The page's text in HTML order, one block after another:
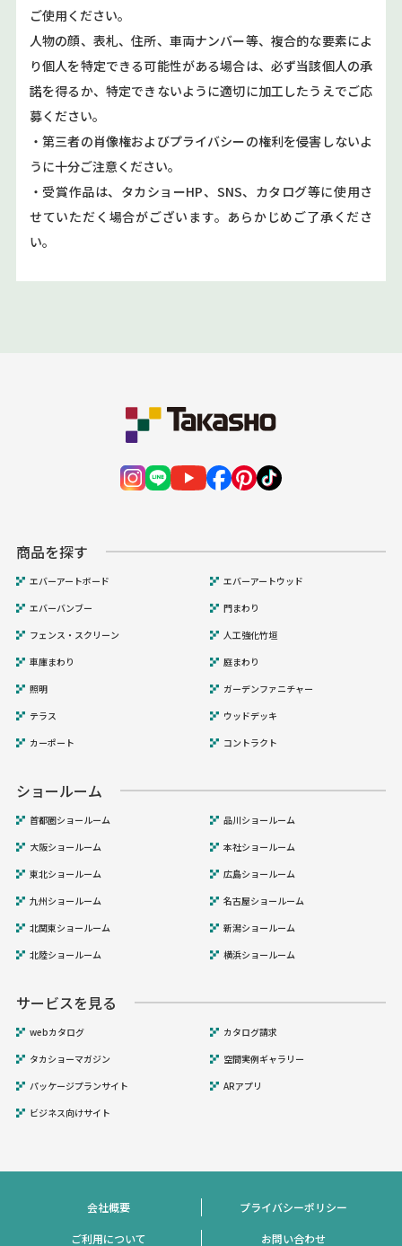
ご使用ください。
人物の顔、表札、住所、車両ナンバー等、複合的な要素によ
り個人を特定できる可能性がある場合は、必ず当該個人の承
諾を得るか、特定できないように適切に加工したうえでご応
募ください。
・第三者の肖像権およびプライバシーの権利を侵害しないよ
うに十分ご注意ください。
・受賞作品は、タカショーHP、SNS、カタログ等に使用さ
せていただく場合がございます。あらかじめご了承くださ
い。
商品を探す
エバーアートボード
エバーアートウッド
エバーバンブー
門まわり
フェンス・スクリーン
人工強化竹垣
車庫まわり
庭まわり
照明
ガーデンファニチャー
テラス
ウッドデッキ
カーポート
コントラクト
ショールーム
首都圏ショールーム
品川ショールーム
大阪ショールーム
本社ショールーム
東北ショールーム
広島ショールーム
九州ショールーム
名古屋ショールーム
北関東ショールーム
新潟ショールーム
北陸ショールーム
横浜ショールーム
サービスを見る
webカタログ
カタログ請求
タカショーマガジン
空間実例ギャラリー
パッケージプランサイト
ARアプリ
ビジネス向けサイト
会社概要 プライバシーポリシー
ご利用について お問い合わせ